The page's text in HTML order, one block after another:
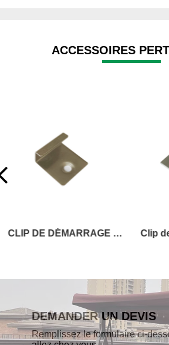
ACCESSOIRES
Clip de revêtement mural
DEMANDER UN DEVIS
Remplissez le formulaire ci-